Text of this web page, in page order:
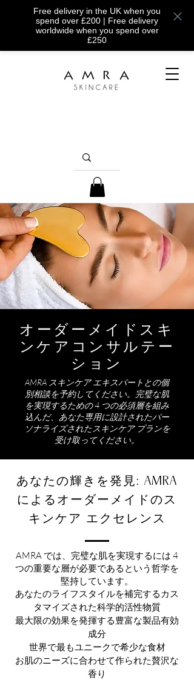
Free delivery in the UK when you
spend over £200 | Free delivery
worldwide when you spend over
£250
オーダーメイドスキ
ンケアコンサルテー
ション
AMRA スキンケア エキスパートとの個
別相談を予約してください。完璧な肌
を実現するための 4 つの必須層を組み
込んだ、あなた専用に設計されたパー
ソナライズされたスキンケア プランを
受け取ってください。
あなたの輝きを発見: AMRA
によるオーダーメイドのス
キンケア エクセレンス
AMRA では、完璧な肌を実現するには 4
つの重要な層が必要であるという哲学を
堅持しています。
あなたのライフスタイルを補完するカス
タマイズされた科学的活性物質
最大限の効果を発揮する豊富な製品有効
成分
世界で最もユニークで希少な食材
お肌のニーズに合わせて作られた贅沢な
香り